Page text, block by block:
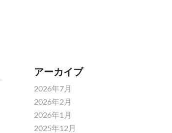
アーカイブ
2026年7月
2026年2月
2026年1月
2025年12月